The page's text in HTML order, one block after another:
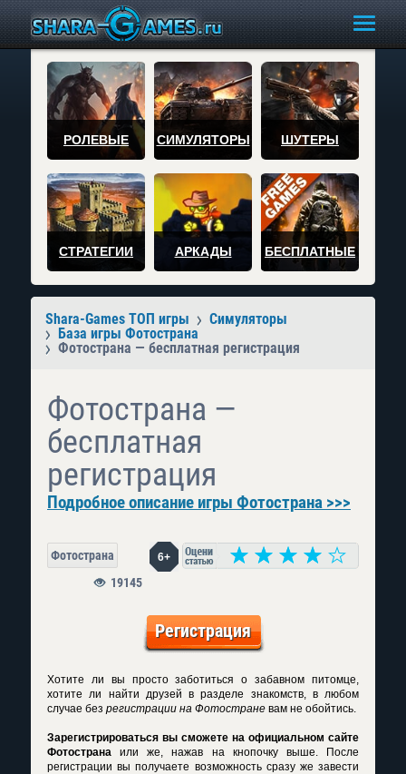
РОЛЕВЫЕ СИМУЛЯТОРЫ ШУТЕРЫ
СТРАТЕГИИ АРКАДЫ БЕСПЛАТНЫЕ
Shara-Games ТОП игры
Симуляторы
База игры Фотострана
Фотострана — бесплатная регистрация
Фотострана —
бесплатная
регистрация
Подробное описание игры Фотострана >>>
Фотострана 6+
19145
Регистрация
Хотите ли вы просто заботиться о забавном питомце,
хотите ли найти друзей в разделе знакомств, в любом
случае без регистрации на Фотостране вам не обойтись.
Зарегистрироваться вы сможете на официальном сайте
Фотострана или же, нажав на кнопочку выше. После
регистрации вы получаете возможность сразу же завести